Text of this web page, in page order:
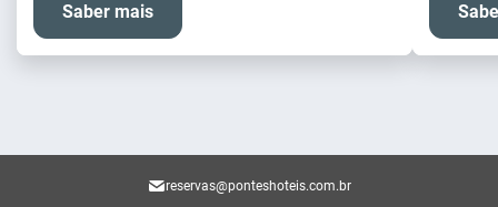
Saber mais
reservas@ponteshoteis.com.br